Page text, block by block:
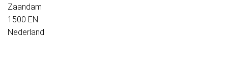
Zaandam
1500 EN
Nederland